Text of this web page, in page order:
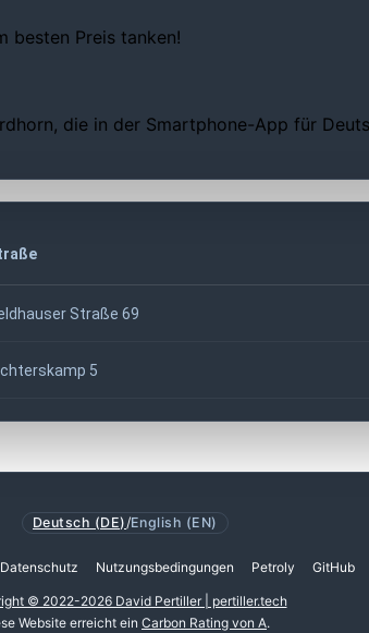
besten Preis tanken!
die in der Smartphone-App für
Straße 69
5
Deutsch (DE) /English (EN)
Datenschutz Nutzungsbedingungen Petroly GitHub
© 2022-2026 David Pertiller | pertiller.tech
Website erreicht ein Carbon Rating von A.